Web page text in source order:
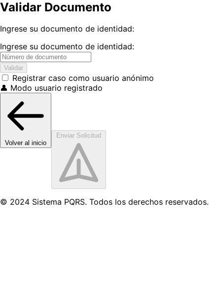
Validar Documento
Ingrese su documento de identidad:
Ingrese su documento de identidad:
Validar
Registrar caso como usuario anónimo
👤 Modo usuario registrado
Volver al inicio
© 2024 Sistema PQRS. Todos los derechos reservados.